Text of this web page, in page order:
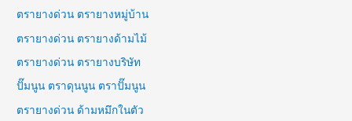
ตรายางด่วน ตรายางหมู่บ้าน
ตรายางด่วน ตรายางด้ามไม้
ตรายางด่วน ตรายางบริษัท
ปั๊มนูน ตราดุนนูน ตราปั๊มนูน
ตรายางด่วน ด้ามหมึกในตัว